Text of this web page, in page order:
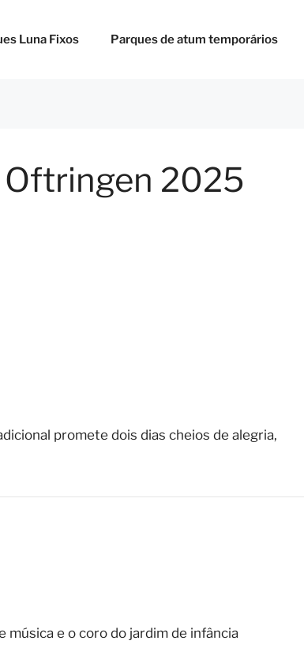
Luna Fixos Parques de atum temporários
2025
promete dois dias cheios de alegria,
música e o coro do jardim de infância